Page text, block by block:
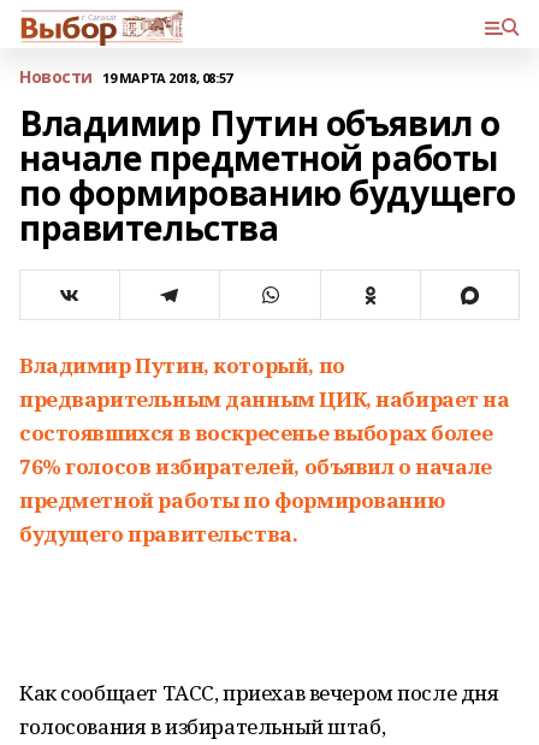
Новости 19 МАРТА 2018, 08:57
Владимир Путин объявил о
начале предметной работы
по формированию будущего
правительства
Владимир Путин, который, по
предварительным данным ЦИК, набирает на
состоявшихся в воскресенье выборах более
76% голосов избирателей, объявил о начале
предметной работы по формированию
будущего правительства.
Как сообщает ТАСС, приехав вечером после дня
голосования в избирательный штаб,